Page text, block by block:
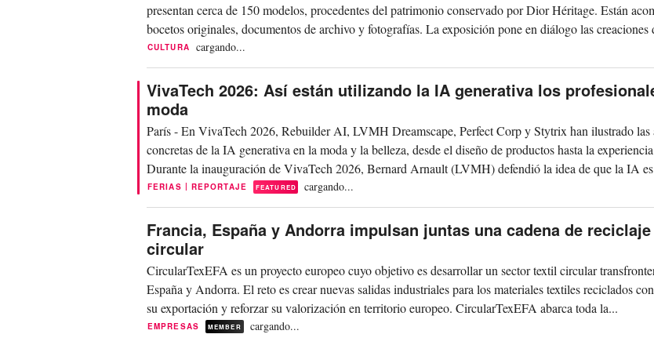
presentan cerca de 150 modelos, procedentes del patrimonio conservado por Dior Héritage. Están
bocetos originales, documentos de archivo y fotografías. La exposición pone en diálogo las
y...
CULTURA cargando...
VivaTech 2026: Así están utilizando la IA generativa los
moda
París - En VivaTech 2026, Rebuilder AI, LVMH Dreamscape, Perfect Corp y Stytrix han ilustrado las
concretas de la IA generativa en la moda y la belleza, desde el diseño de productos hasta la
Durante la inauguración de VivaTech 2026, Bernard Arnault (LVMH) defendió la idea de que la IA es
de...
FERIAS | REPORTAJE FEATURED cargando...
Francia, España y Andorra impulsan juntas una cadena de
circular
CircularTexEFA es un proyecto europeo cuyo objetivo es desarrollar un sector textil circular
España y Andorra. El reto es crear nuevas salidas industriales para los materiales textiles reciclados
su exportación y reforzar su valorización en territorio europeo. CircularTexEFA abarca toda la...
EMPRESAS MEMBER cargando...